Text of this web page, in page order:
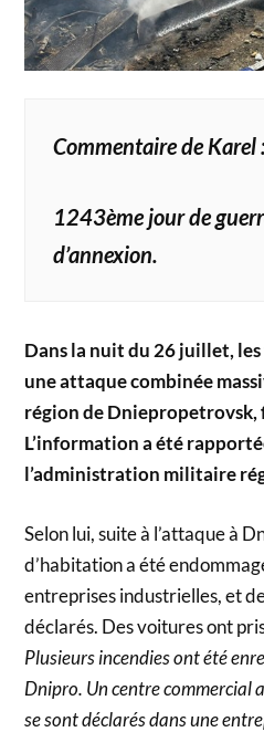
Commentaire de Karel
1243ème jour de
d’annexion.
Dans la nuit du 26 juillet,
une attaque combinée
région de Dniepropetrovsk,
L’information a été
l’administration militaire
Selon lui, suite à l’attaque à
d’habitation a été
entreprises industrielles, et
déclarés. Des voitures ont
Plusieurs incendies ont été
Dnipro. Un centre commercial
se sont déclarés dans une